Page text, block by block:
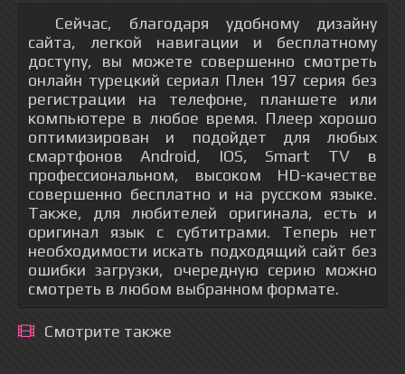
Сейчас, благодаря удобному дизайну
сайта, легкой навигации и бесплатному
доступу, вы можете совершенно смотреть
онлайн турецкий сериал Плен 197 серия без
регистрации на телефоне, планшете или
компьютере в любое время. Плеер хорошо
оптимизирован и подойдет для любых
смартфонов Android, IOS, Smart TV в
профессиональном, высоком HD-качестве
совершенно бесплатно и на русском языке.
Также, для любителей оригинала, есть и
оригинал язык с субтитрами. Теперь нет
необходимости искать подходящий сайт без
ошибки загрузки, очередную серию можно
смотреть в любом выбранном формате.
Смотрите также